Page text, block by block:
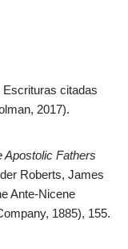
citadas
2017).
Apostolic Fathers
Roberts, James
Ante-Nicene
1885), 155.